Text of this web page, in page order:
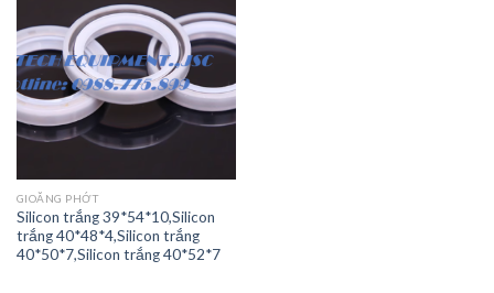
GIOĂNG PHỚT
Silicon trắng 39*54*10,Silicon
trắng 40*48*4,Silicon trắng
40*50*7,Silicon trắng 40*52*7